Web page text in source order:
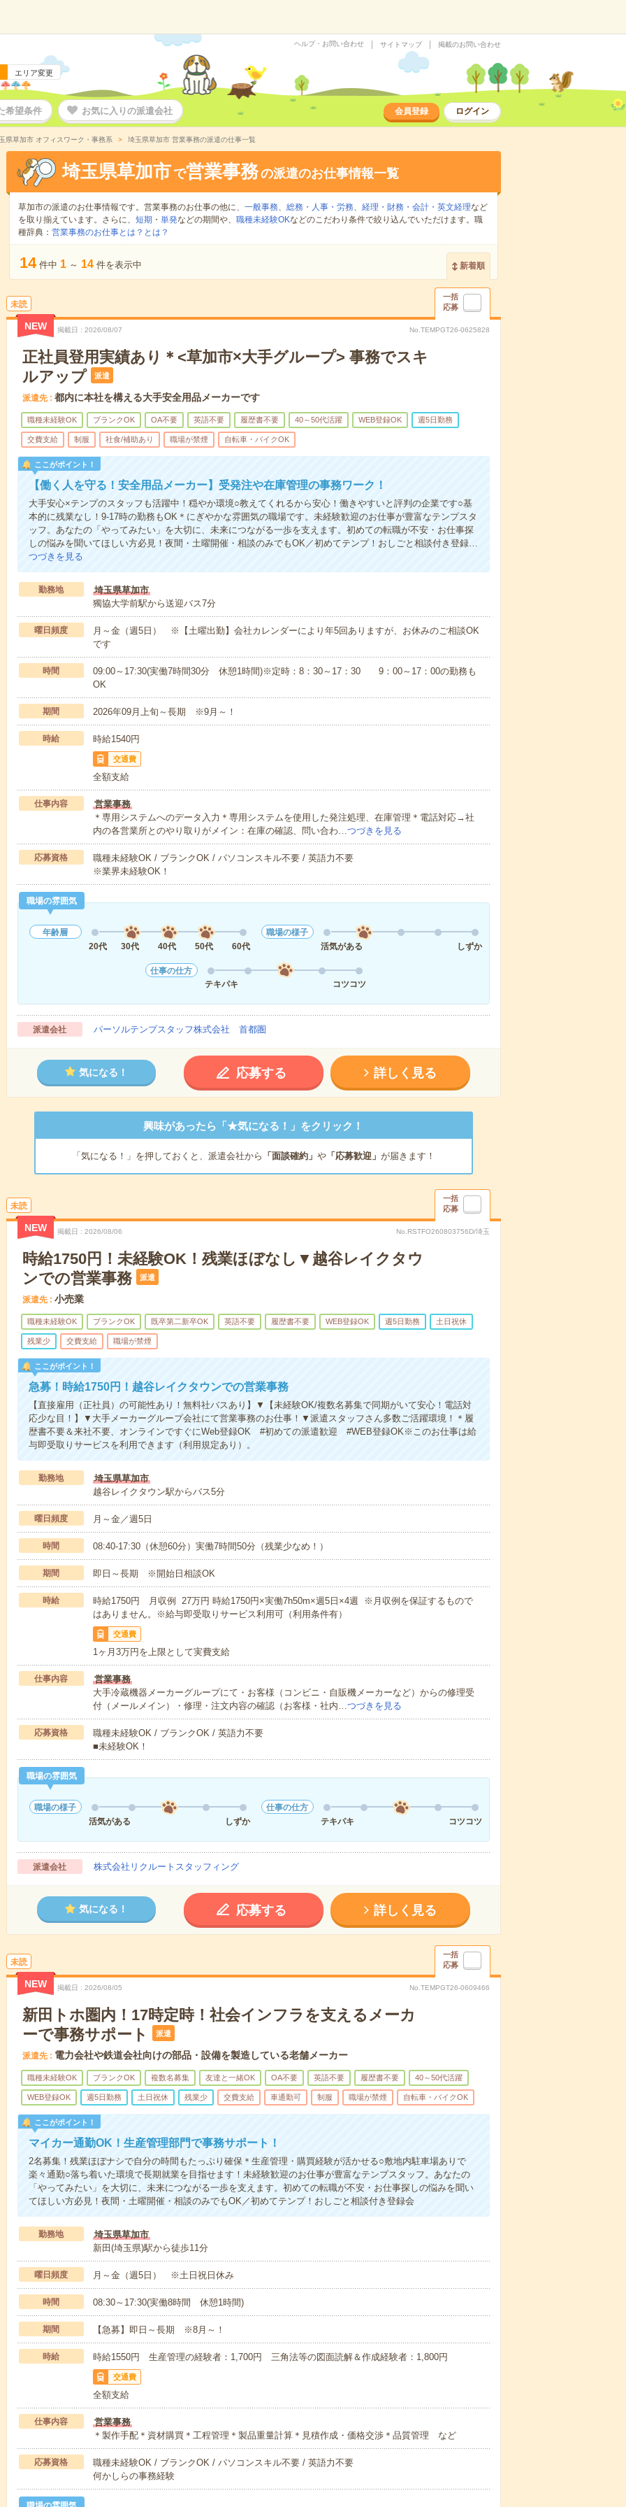
エリア変更
ヘルプ・お問い合わせ サイトマップ 掲載のお問い合わせ
希望条件 お気に入りの派遣会社 会員登録 ログイン
県草加市 オフィスワーク・事務系 埼玉県草加市 営業事務の派遣の仕事一覧
埼玉県草加市 で営業事務の派遣のお仕事情報一覧
草加市の派遣のお仕事情報です。営業事務のお仕事の他に、 一般事務、 総務・人事・労務、 経理・財務・会計・英文経理など
を取り揃えています。さらに、 短期 ・ 単発などの期間や、 職種未経験OKなどのこだわり条件で絞り込んでいただけます。職
種辞典： 営業事務のお仕事とは？とは？
14 件中 1 ～ 14 件を表示中 新着順
未読
一括
応募
NEW 掲載日 2026/08/07 No.TEMPGT26-0625828
正社員登用実績あり＊<草加市×大手グループ> 事務でスキ
ルアップ
派遣
派遣先 都内に本社を構える大手安全用品メーカーです
職種未経験OK ブランクOK OA不要 英語不要 履歴書不要 40～50代活躍 WEB登録OK 週5日勤務
交費支給 制服 社食/補助あり 職場が禁煙 自転車・バイクOK
ここがポイント！
【働く人を守る！安全用品メーカー】受発注や在庫管理の事務ワーク！
大手安心×テンプのスタッフも活躍中！穏やか環境○教えてくれるから安心！働きやすいと評判の企業です○基
本的に残業なし！9-17時の勤務もOK＊にぎやかな雰囲気の職場です。未経験歓迎のお仕事が豊富なテンプスタ
ッフ。あなたの「やってみたい」を大切に、未来につながる一歩を支えます。初めての転職が不安・お仕事探
しの悩みを聞いてほしい方必見！夜間・土曜開催・相談のみでもOK／初めてテンプ！おしごと相談付き登録…
つづきを見る
勤務地
埼玉県草加市
獨協大学前駅から送迎バス7分
曜日頻度
月～金（週5日） ※【土曜出勤】会社カレンダーにより年5回ありますが、お休みのご相談OK
です
時間
09:00～17:30(実働7時間30分 休憩1時間)※定時：8：30～17：30 9：00～17：00の勤務も
OK
期間 2026年09月上旬～長期 ※9月～！
時給 時給1540円
交通費
全額支給
仕事内容
営業事務
＊専用システムへのデータ入力＊専用システムを使用した発注処理、在庫管理＊電話対応→社
内の各営業所とのやり取りがメイン：在庫の確認、問い合わ…つづきを見る
応募資格
職種未経験OK / ブランクOK / パソコンスキル不要 / 英語力不要
※業界未経験OK！
職場の雰囲気
年齢層
20代
30代 40代 50代 60代
職場の様子
活気がある
しずか
仕事の仕方
テキパキ
コツコツ
派遣会社 パーソルテンプスタッフ株式会社 首都圏
気になる！ 応募する 詳しく見る
興味があったら「★気になる！」をクリック！
「気になる！」を押しておくと、派遣会社から 「面談確約」 や「応募歓迎」 が届きます！
未読
一括
応募
NEW 掲載日 2026/08/06 No.RSTFO260803756D/埼玉
時給1750円！未経験OK！残業ほぼなし▼越谷レイクタウ
ンでの営業事務
派遣
派遣先 小売業
職種未経験OK ブランクOK 既卒第二新卒OK 英語不要 履歴書不要 WEB登録OK 週5日勤務 土日祝休
残業少 交費支給 職場が禁煙
ここがポイント！
急募！時給1750円！越谷レイクタウンでの営業事務
【直接雇用（正社員）の可能性あり！無料社バスあり】▼【未経験OK/複数名募集で同期がいて安心！電話対
応少な目！】▼大手メーカーグループ会社にて営業事務のお仕事！▼派遣スタッフさん多数ご活躍環境！＊履
歴書不要＆来社不要、オンラインですぐにWeb登録OK #初めての派遣歓迎 #WEB登録OK※このお仕事は給
与即受取りサービスを利用できます（利用規定あり）。
勤務地
埼玉県草加市
越谷レイクタウン駅からバス5分
曜日頻度 月～金／週5日
時間 08:40-17:30（休憩60分）実働7時間50分（残業少なめ！）
期間 即日～長期 ※開始日相談OK
時給
時給1750円 月収例 27万円 時給1750円×実働7h50m×週5日×4週 ※月収例を保証するもので
はありません。※給与即受取りサービス利用可（利用条件有）
交通費
1ヶ月3万円を上限として実費支給
仕事内容
営業事務
大手冷蔵機器メーカーグループにて・お客様（コンビニ・自販機メーカーなど）からの修理受
付（メールメイン）・修理・注文内容の確認（お客様・社内…つづきを見る
応募資格
職種未経験OK / ブランクOK / 英語力不要
■未経験OK！
職場の雰囲気
職場の様子
活気がある
しずか
仕事の仕方
テキパキ
コツコツ
派遣会社 株式会社リクルートスタッフィング
気になる！ 応募する 詳しく見る
未読
一括
応募
NEW 掲載日 2026/08/05 No.TEMPGT26-0609466
新田トホ圏内！17時定時！社会インフラを支えるメーカ
ーで事務サポート
派遣
派遣先 電力会社や鉄道会社向けの部品・設備を製造している老舗メーカー
職種未経験OK ブランクOK 複数名募集 友達と一緒OK OA不要 英語不要 履歴書不要 40～50代活躍
WEB登録OK 週5日勤務 土日祝休 残業少 交費支給 車通勤可 制服 職場が禁煙 自転車・バイクOK
ここがポイント！
マイカー通勤OK！生産管理部門で事務サポート！
2名募集！残業ほぼナシで自分の時間もたっぷり確保＊生産管理・購買経験が活かせる○敷地内駐車場ありで
楽々通勤○落ち着いた環境で長期就業を目指せます！未経験歓迎のお仕事が豊富なテンプスタッフ。あなたの
「やってみたい」を大切に、未来につながる一歩を支えます。初めての転職が不安・お仕事探しの悩みを聞い
てほしい方必見！夜間・土曜開催・相談のみでもOK／初めてテンプ！おしごと相談付き登録会
勤務地
埼玉県草加市
新田(埼玉県)駅から徒歩11分
曜日頻度 月～金（週5日） ※土日祝日休み
時間 08:30～17:30(実働8時間 休憩1時間)
期間 【急募】即日～長期 ※8月～！
時給 時給1550円 生産管理の経験者：1,700円 三角法等の図面読解＆作成経験者：1,800円
交通費
全額支給
仕事内容
営業事務
＊製作手配＊資材購買＊工程管理＊製品重量計算＊見積作成・価格交渉＊品質管理 など
応募資格
職種未経験OK / ブランクOK / パソコンスキル不要 / 英語力不要
何かしらの事務経験